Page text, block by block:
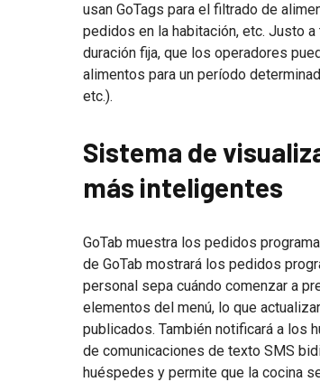
usan GoTags para el filtrado de
pedidos en la habitación, etc. Justo
duración fija, que los operadores
alimentos para un período
etc.).
Sistema de
más inteligentes
GoTab muestra los pedidos
de GoTab mostrará los pedidos
personal sepa cuándo comenzar a
elementos del menú, lo que
publicados. También notificará a los
de comunicaciones de texto SMS
huéspedes y permite que la cocina